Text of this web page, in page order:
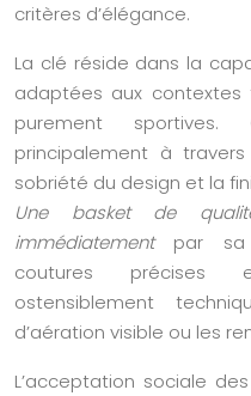
critères d’élégance.
La clé réside dans la
adaptées aux contextes
purement sportives.
principalement à
sobriété du design et la
Une basket de
immédiatementpar sa
coutures précises
ostensiblement
d’aération visible ou les
L’acceptation sociale